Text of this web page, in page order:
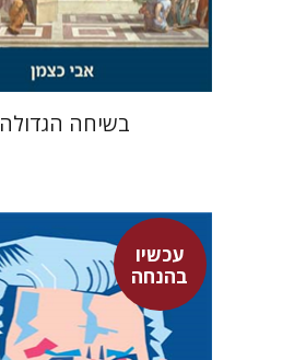
$35
$32
בשיחה הגדולה
עכשיו
בהנחה
ז'ורז' הנסל
ז'ואל הנסל
רמה איילון